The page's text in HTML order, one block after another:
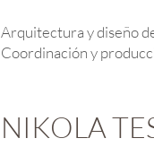
Arquitectura y diseño
Coordinación y
NIKOLA